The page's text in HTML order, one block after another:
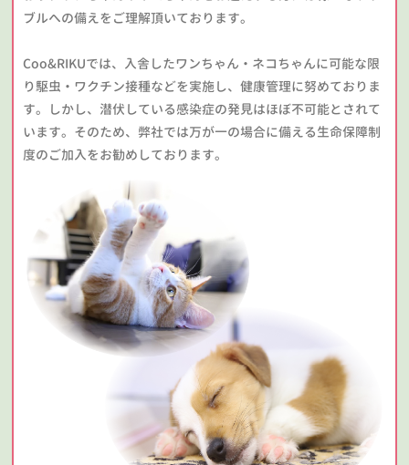
ブルへの備えをご理解頂いております。
Coo&RIKUでは、入舎したワンちゃん・ネコちゃんに可能な限
り駆虫・ワクチン接種などを実施し、健康管理に努めておりま
す。しかし、潜伏している感染症の発見はほぼ不可能とされて
います。そのため、弊社では万が一の場合に備える生命保障制
度のご加入をお勧めしております。